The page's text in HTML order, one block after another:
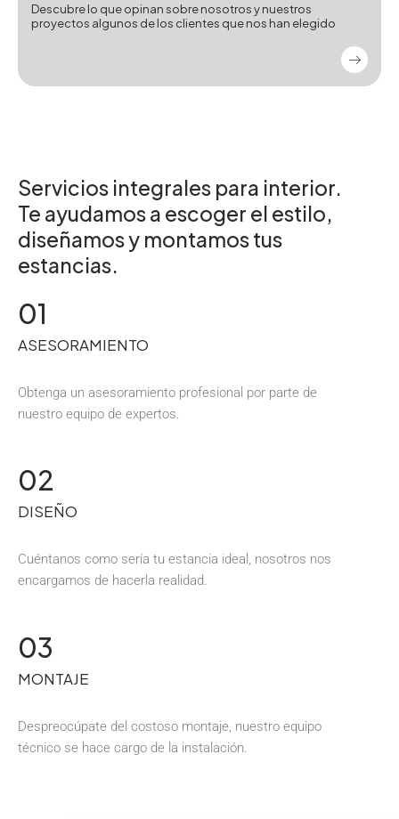
Descubre lo que opinan sobre nosotros y nuestros
proyectos algunos de los clientes que nos han elegido
Servicios integrales para interior.
Te ayudamos a escoger el estilo,
diseñamos y montamos tus
estancias.
01
ASESORAMIENTO
Obtenga un asesoramiento profesional por parte de
nuestro equipo de expertos.
02
DISEÑO
Cuéntanos como sería tu estancia ideal, nosotros nos
encargamos de hacerla realidad.
03
MONTAJE
Despreocúpate del costoso montaje, nuestro equipo
técnico se hace cargo de la instalación.